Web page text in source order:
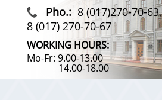
Pho.:8 (017)270-70-63,
8 (017) 270-70-67
WORKING HOURS:
Mo-Fr: 9.00-13.00
14.00-18.00